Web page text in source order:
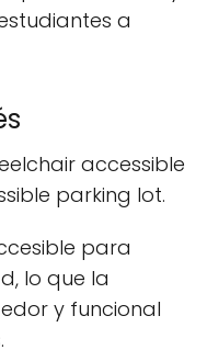
a
accessible
parking lot.
para
lo que la
y funcional